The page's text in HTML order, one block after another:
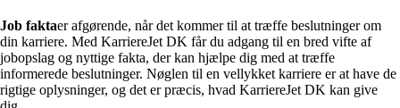
Job faktaer afgørende, når det kommer til at træffe beslutninger om
din karriere. Med KarriereJet DK får du adgang til en bred vifte af
jobopslag og nyttige fakta, der kan hjælpe dig med at træffe
informerede beslutninger. Nøglen til en vellykket karriere er at have de
rigtige oplysninger, og det er præcis, hvad KarriereJet DK kan give